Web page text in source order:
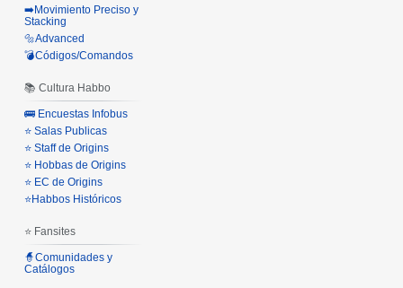
➡️Movimiento Preciso y
Stacking
🔩Advanced
💣Códigos/Comandos
📚 Cultura Habbo
🚌 Encuestas Infobus
⭐ Salas Publicas
⭐ Staff de Origins
⭐ Hobbas de Origins
⭐ EC de Origins
⭐Habbos Históricos
⭐ Fansites
🧙Comunidades y
Catálogos